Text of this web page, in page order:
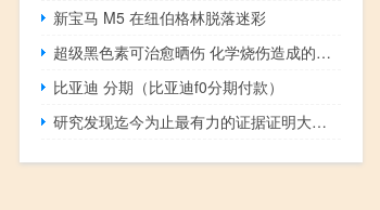
新宝马 M5 在纽伯格林脱落迷彩
超级黑色素可治愈晒伤 化学烧伤造成的皮肤损伤
比亚迪 分期（比亚迪f0分期付款）
研究发现迄今为止最有力的证据证明大脑有能力补偿与年龄相关的认知衰退